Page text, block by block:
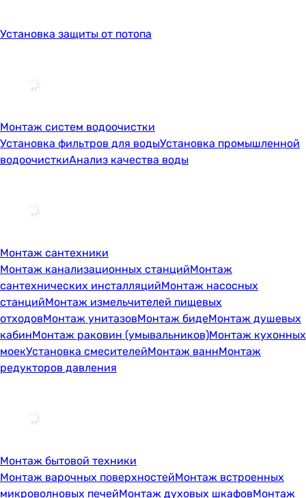
Установка защиты от потопа
Монтаж систем водоочистки
Установка фильтров для водыУстановка промышленной
водоочисткиАнализ качества воды
Монтаж сантехники
Монтаж канализационных станцийМонтаж
сантехнических инсталляцийМонтаж насосных
станцийМонтаж измельчителей пищевых
отходовМонтаж унитазовМонтаж бидеМонтаж душевых
кабинМонтаж раковин (умывальников)Монтаж кухонных
моекУстановка смесителейМонтаж ваннМонтаж
редукторов давления
Монтаж бытовой техники
Монтаж варочных поверхностейМонтаж встроенных
микроволновых печейМонтаж духовых шкафовМонтаж